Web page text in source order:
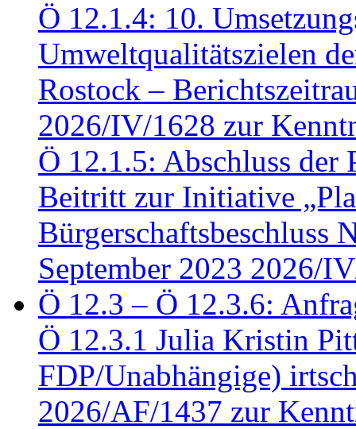
Ö 12.1.4: 10.
Umweltqualitätszielen
Rostock –
2026/IV/1628 zur
Ö 12.1.5: Abschluss der
Beitritt zur Initiative
Bürgerschaftsbeschluss
September 2023 2026/
Ö 12.3 – Ö 12.3.6:
Ö 12.3.1 Julia Kristin
FDP/Unabhängige)
2026/AF/1437 zur